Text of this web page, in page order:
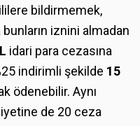
bildirmemek,
iznini almadan
idari para cezasına
indirimli şekilde 15
ödenebilir. Aynı
de 20 ceza